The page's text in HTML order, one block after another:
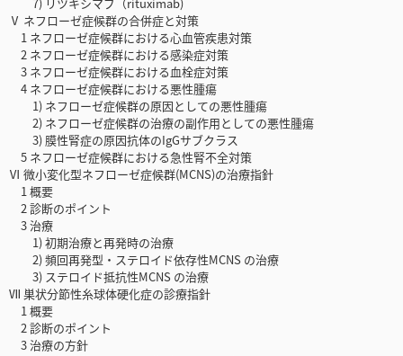
Ⅴ ネフローゼ症候群の合併症と対策
1 ネフローゼ症候群における心血管疾患対策
2 ネフローゼ症候群における感染症対策
3 ネフローゼ症候群における血栓症対策
4 ネフローゼ症候群における悪性腫瘍
1) ネフローゼ症候群の原因としての悪性腫瘍
2) ネフローゼ症候群の治療の副作用としての悪性腫瘍
3) 膜性腎症の原因抗体のIgGサブクラス
5 ネフローゼ症候群における急性腎不全対策
Ⅵ 微小変化型ネフローゼ症候群(MCNS)の治療指針
1 概要
2 診断のポイント
3 治療
1) 初期治療と再発時の治療
2) 頻回再発型・ステロイド依存性MCNS の治療
3) ステロイド抵抗性MCNS の治療
Ⅶ 巣状分節性糸球体硬化症の診療指針
1 概要
2 診断のポイント
3 治療の方針